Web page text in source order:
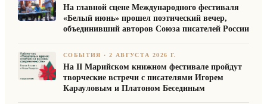
На главной сцене Международного фестиваля
«Белый июнь» прошел поэтический вечер,
объединивший авторов Союза писателей России
СОБЫТИЯ ·2 АВГУСТА 2026 Г.
На II Марийском книжном фестивале пройдут
творческие встречи с писателями Игорем
Карауловым и Платоном Бесединым